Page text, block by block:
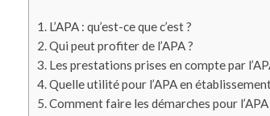
L’APA : qu’est-ce que c’est ?
Qui peut profiter de l’APA ?
Les prestations prises en compte par
Quelle utilité pour l’APA en
Comment faire les démarches pour l’APA